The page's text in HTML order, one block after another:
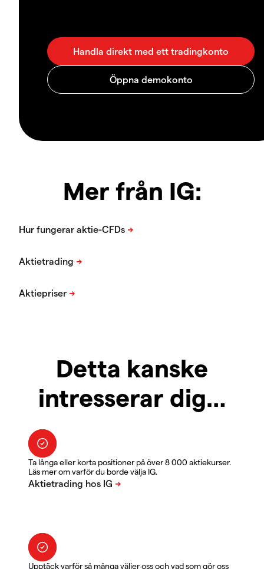
Mer från IG:
Detta kanske
intresserar dig…
Ta långa eller korta positioner på över 8 000 aktiekurser.
Läs mer om varför du borde välja IG.
Upptäck varför så många väljer oss och vad som gör oss